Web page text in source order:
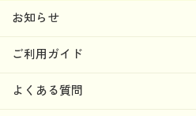
お知らせ
ご利用ガイド
よくある質問